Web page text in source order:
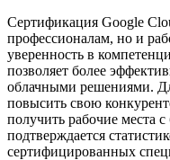
Сертификация Google
профессионалам, но и
уверенность в
позволяет более
облачными решениями.
повысить свою
получить рабочие места
подтверждается
сертифицированных